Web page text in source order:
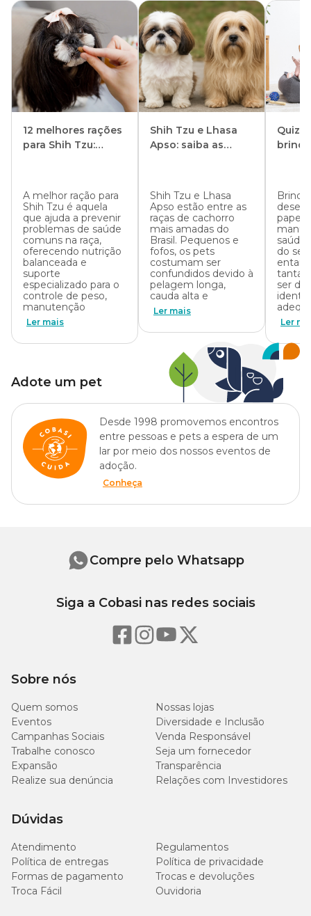
12 melhores rações
para Shih Tzu:
cães com pele
sensível e mais
A melhor ração para
Shih Tzu é aquela
que ajuda a prevenir
problemas de saúde
comuns na raça,
oferecendo nutrição
balanceada e
suporte
especializado para o
controle de peso,
manutenção
Ler mais
Shih Tzu e Lhasa
Apso: saiba as
as raças
Shih Tzu e Lhasa
Apso estão entre as
raças de cachorro
mais amadas do
Brasil. Pequenos e
fofos, os pets
costumam ser
confundidos devido à
pelagem longa,
cauda alta e
Ler mais
Quiz:
papel
saúde
do
tantas
ser
Ler
Adote um pet
Desde 1998 promovemos encontros
entre pessoas e pets a espera de um
lar por meio dos nossos eventos de
adoção.
Conheça
Sobre nós
Quem somos
Nossas lojas
Eventos
Diversidade e Inclusão
Campanhas Sociais
Venda Responsável
Trabalhe conosco
Seja um fornecedor
Expansão
Transparência
Realize sua denúncia
Relações com Investidores
Dúvidas
Atendimento
Regulamentos
Política de entregas
Política de privacidade
Formas de pagamento
Trocas e devoluções
Troca Fácil
Ouvidoria
Compre pelo Whatsapp
Siga a Cobasi nas redes sociais